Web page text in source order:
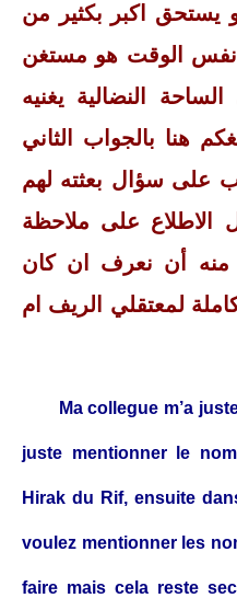
يستحق اكبر بكثير من
نفس الوقت هو مستغن
النضالية يغنيه
هنا بالجواب الثاني
على سؤال بعثته لهم
الاطلاع على ملاحظة
منه أن نعرف ان كان
لمعتقلي الريف ام
Ma collegue m’a
juste mentionner le
Hirak du Rif, ensuite
voulez mentionner les
faire mais cela reste